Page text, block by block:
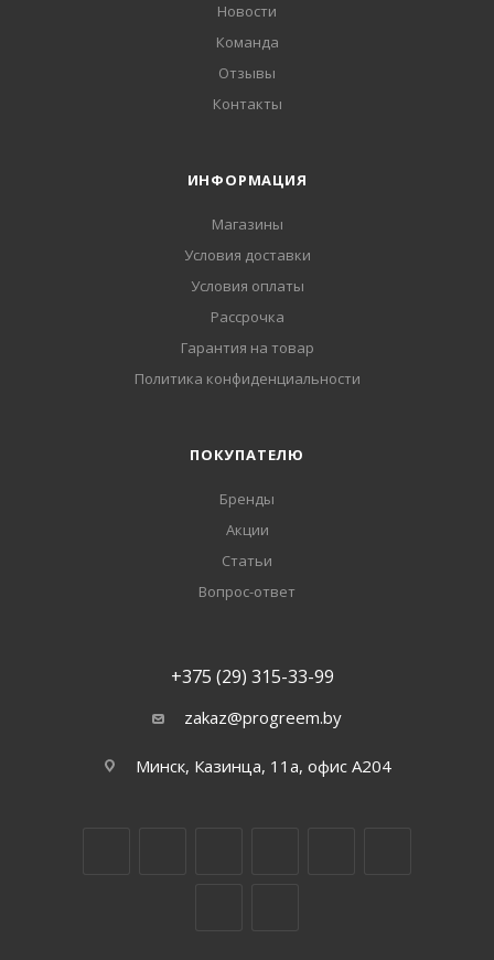
Новости
Команда
Отзывы
Контакты
ИНФОРМАЦИЯ
Магазины
Условия доставки
Условия оплаты
Рассрочка
Гарантия на товар
Политика конфиденциальности
ПОКУПАТЕЛЮ
Бренды
Акции
Статьи
Вопрос-ответ
+375 (29) 315-33-99
zakaz@progreem.by
Минск, Казинца, 11а, офис А204